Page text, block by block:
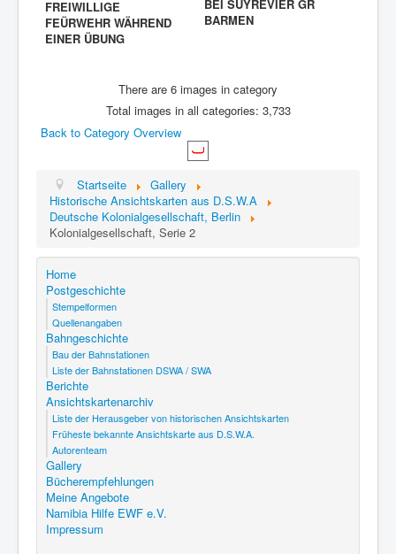
FREIWILLIGE
FEÜRWEHR WÄHREND
EINER ÜBUNG
BEI SÜYREVIER GR
BARMEN
There are 6 images in category
Total images in all categories: 3,733
Back to Category Overview
Startseite
Gallery
Historische Ansichtskarten aus D.S.W.A
Deutsche Kolonialgesellschaft, Berlin
Kolonialgesellschaft, Serie 2
Home
Postgeschichte
Stempelformen
Quellenangaben
Bahngeschichte
Bau der Bahnstationen
Liste der Bahnstationen DSWA / SWA
Berichte
Ansichtskartenarchiv
Liste der Herausgeber von historischen Ansichtskarten
Früheste bekannte Ansichtskarte aus D.S.W.A.
Autorenteam
Gallery
Bücherempfehlungen
Meine Angebote
Namibia Hilfe EWF e.V.
Impressum